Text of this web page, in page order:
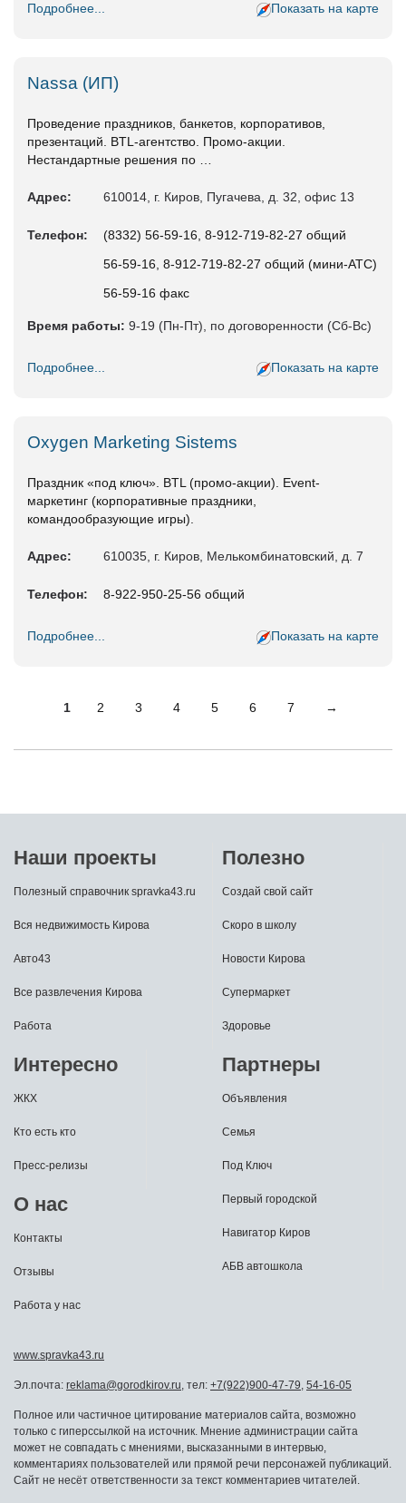
Подробнее... Показать на карте
Nassa (ИП)
Проведение праздников, банкетов, корпоративов,
презентаций. BTL-агентство. Промо-акции.
Нестандартные решения по …
Адрес: 610014, г. Киров, Пугачева, д. 32, офис 13
Телефон:
(8332) 56-59-16, 8-912-719-82-27 общий
56-59-16, 8-912-719-82-27 общий (мини-АТС)
56-59-16 факс
Время работы: 9-19 (Пн-Пт), по договоренности (Сб-Вс)
Подробнее... Показать на карте
Oxygen Marketing Sistems
Праздник «под ключ». BTL (промо-акции). Event-
маркетинг (корпоративные праздники,
командообразующие игры).
Адрес: 610035, г. Киров, Мелькомбинатовский, д. 7
Телефон: 8-922-950-25-56 общий
Подробнее... Показать на карте
1 2 3 4 5 6 7 →
Наши проекты
Полезный справочник spravka43.ru
Вся недвижимость Кирова
Авто43
Все развлечения Кирова
Работа
Полезно
Создай свой сайт
Скоро в школу
Новости Кирова
Супермаркет
Здоровье
Интересно
ЖКХ
Кто есть кто
Пресс-релизы
О нас
Контакты
Отзывы
Работа у нас
Партнеры
Объявления
Семья
Под Ключ
Первый городской
Навигатор Киров
АБВ автошкола
www.spravka43.ru
Эл.почта: reklama@gorodkirov.ru, тел: +7(922)900-47-79, 54-16-05
Полное или частичное цитирование материалов сайта, возможно
только с гиперссылкой на источник. Мнение администрации сайта
может не совпадать с мнениями, высказанными в интервью,
комментариях пользователей или прямой речи персонажей публикаций.
Сайт не несёт ответственности за текст комментариев читателей.